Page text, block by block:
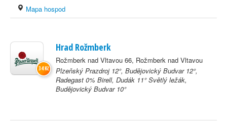
Mapa hospod
Hrad Rožmberk
Rožmberk nad Vltavou 66, Rožmberk nad Vltavou
Plzeňský Prazdroj 12°, Budějovický Budvar 12°,
Radegast 0% Birell, Dudák 11° Světlý ležák,
Budějovický Budvar 10°
34 Kč